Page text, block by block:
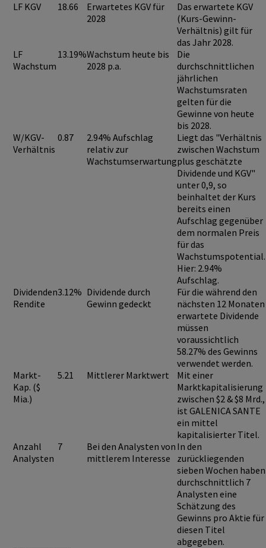
LF KGV 18.66
Erwartetes KGV für
2028
Das erwartete KGV
(Kurs-Gewinn-
Verhältnis) gilt für
das Jahr 2028.
LF
Wachstum
13.19%Wachstum heute bis
2028 p.a.
Die
durchschnittlichen
jährlichen
Wachstumsraten
gelten für die
Gewinne von heute
bis 2028.
W/KGV-
Verhältnis
0.87
2.94% Aufschlag
relativ zur
Wachstumserwartung
Liegt das "Verhältnis
zwischen Wachstum
plus geschätzte
Dividende und KGV"
unter 0,9, so
beinhaltet der Kurs
bereits einen
Aufschlag gegenüber
dem normalen Preis
für das
Wachstumspotential.
Hier: 2.94%
Aufschlag.
Dividenden
Rendite
3.12% Dividende durch
Gewinn gedeckt
Für die während den
nächsten 12 Monaten
erwartete Dividende
müssen
voraussichtlich
58.27% des Gewinns
verwendet werden.
Markt-
Kap. ($
Mia.)
5.21 Mittlerer Marktwert
Mit einer
Marktkapitalisierung
zwischen $2 & $8 Mrd.,
ist GALENICA SANTE
ein mittel
kapitalisierter Titel.
Anzahl
Analysten
7
Bei den Analysten von
mittlerem Interesse
In den
zurückliegenden
sieben Wochen haben
durchschnittlich 7
Analysten eine
Schätzung des
Gewinns pro Aktie für
diesen Titel
abgegeben.